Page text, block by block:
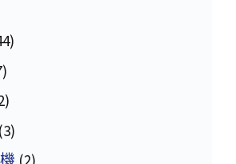
(3)
(2)